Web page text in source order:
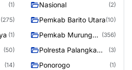
(1) Nasional (2)
(275) Pemkab Barito Utara(10)
(1)
Pemkab Murung
(356)
(50)
Polresta Palangka
(3)
(14) Ponorogo (1)